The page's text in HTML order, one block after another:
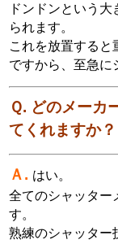
ドンドンという
られます。
これを放置すると
ですから、至急に
Ｑ. どのメーカ
てくれますか？
Ａ. はい。
全てのシャッター
す。
熟練のシャッター